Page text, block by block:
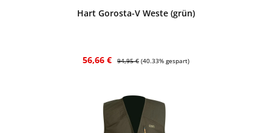
Hart Gorosta-V Weste (grün)
Verkaufspreis:
56,66 € Regulärer Preis:
94,95 € (40.33% gespart)